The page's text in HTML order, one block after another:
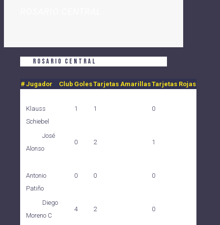
ROSARIO CENTRAL
# Jugador Club GolesTarjetas AmarillasTarjetas Rojas
Klauss
Schiebel
1 1 0
José
Alonso
0 2 1
Antonio
Patiño
0 0 0
Diego
Moreno C
4 2 0